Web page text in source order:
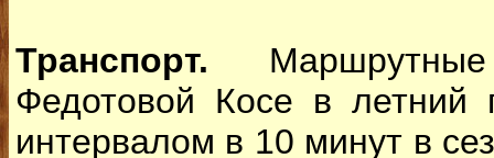
Транспорт.
Федотовой Косе в летний
интервалом в 10 минут в